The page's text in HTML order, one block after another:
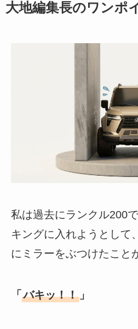
大地編集長のワンポ
私は過去にランクル200
キングに入れようとして
にミラーをぶつけたこと
「 バキッ！！」